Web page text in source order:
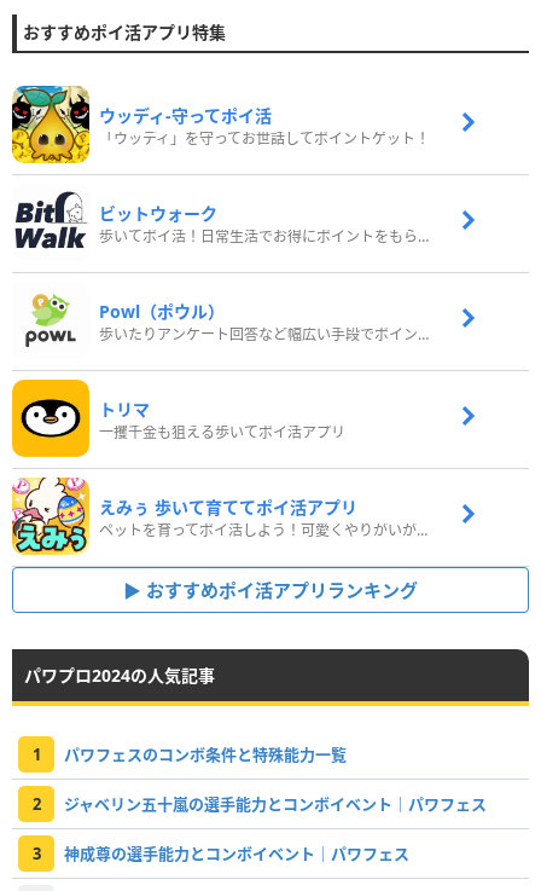
おすすめポイ活アプリ特集
ウッディ‐守ってポイ活
「ウッディ」を守ってお世話してポイントゲット！
ビットウォーク
歩いてポイ活！日常生活でお得にポイントをもらおう
Powl（ポウル）
歩いたりアンケート回答など幅広い手段でポイントをゲット
トリマ
一攫千金も狙える歩いてポイ活アプリ
えみぅ 歩いて育ててポイ活アプリ
ペットを育ってポイ活しよう！可愛くやりがいがある新感覚アプリ
おすすめポイ活アプリランキング
パワプロ2024の人気記事
1 パワフェスのコンボ条件と特殊能力一覧
2 ジャベリン五十嵐の選手能力とコンボイベント｜パワフェス
3 神成尊の選手能力とコンボイベント｜パワフェス